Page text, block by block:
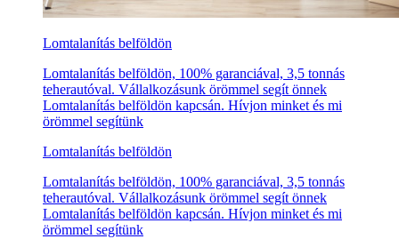
Lomtalanítás belföldön
Lomtalanítás belföldön, 100% garanciával, 3,5 tonnás
teherautóval. Vállalkozásunk örömmel segít önnek
Lomtalanítás belföldön kapcsán. Hívjon minket és mi
örömmel segítünk
Lomtalanítás belföldön
Lomtalanítás belföldön, 100% garanciával, 3,5 tonnás
teherautóval. Vállalkozásunk örömmel segít önnek
Lomtalanítás belföldön kapcsán. Hívjon minket és mi
örömmel segítünk